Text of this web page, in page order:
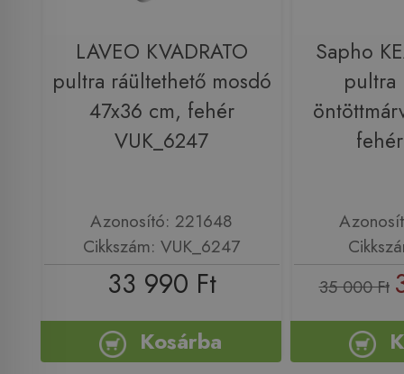
LAVEO KVADRATO
pultra ráültethető mosdó
47x36 cm, fehér
VUK_6247
Azonosító: 221648
Cikkszám: VUK_6247
33 990 Ft
Kosárba
Sapho
pultra
35 000 Ft